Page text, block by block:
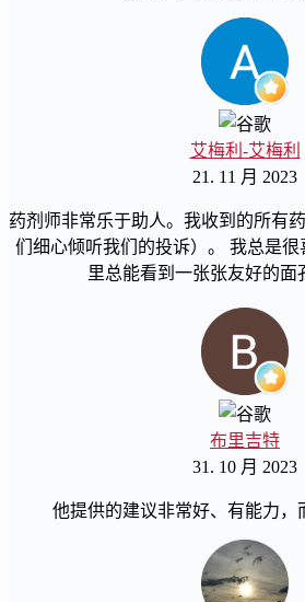
艾梅利-艾梅利
21. 11 月 2023
药剂师非常乐于助人。我收到的所有
们细心倾听我们的投诉）。 我总是
里总能看到一张张友好的面孔
布里吉特
31. 10 月 2023
他提供的建议非常好、有能力，